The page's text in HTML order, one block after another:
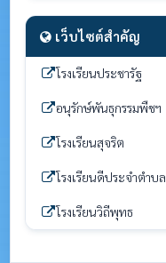
เว็บไซต์สำคัญ
โรงเรียนประชารัฐ
อนุรักษ์พันธุกรรมพืชฯ
โรงเรียนสุจริต
โรงเรียนดีประจำตำบล
โรงเรียนวิถีพุทธ